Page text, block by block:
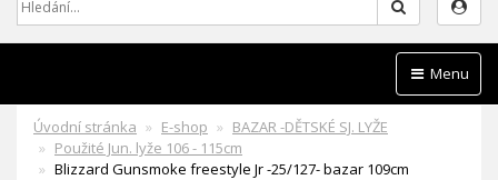
Menu
Úvodní stránka E-shop
BAZAR -DĚTSKÉ SJ. LYŽE
Použité Jun. lyže 106 - 115cm
Blizzard Gunsmoke freestyle Jr -25/127- bazar 109cm